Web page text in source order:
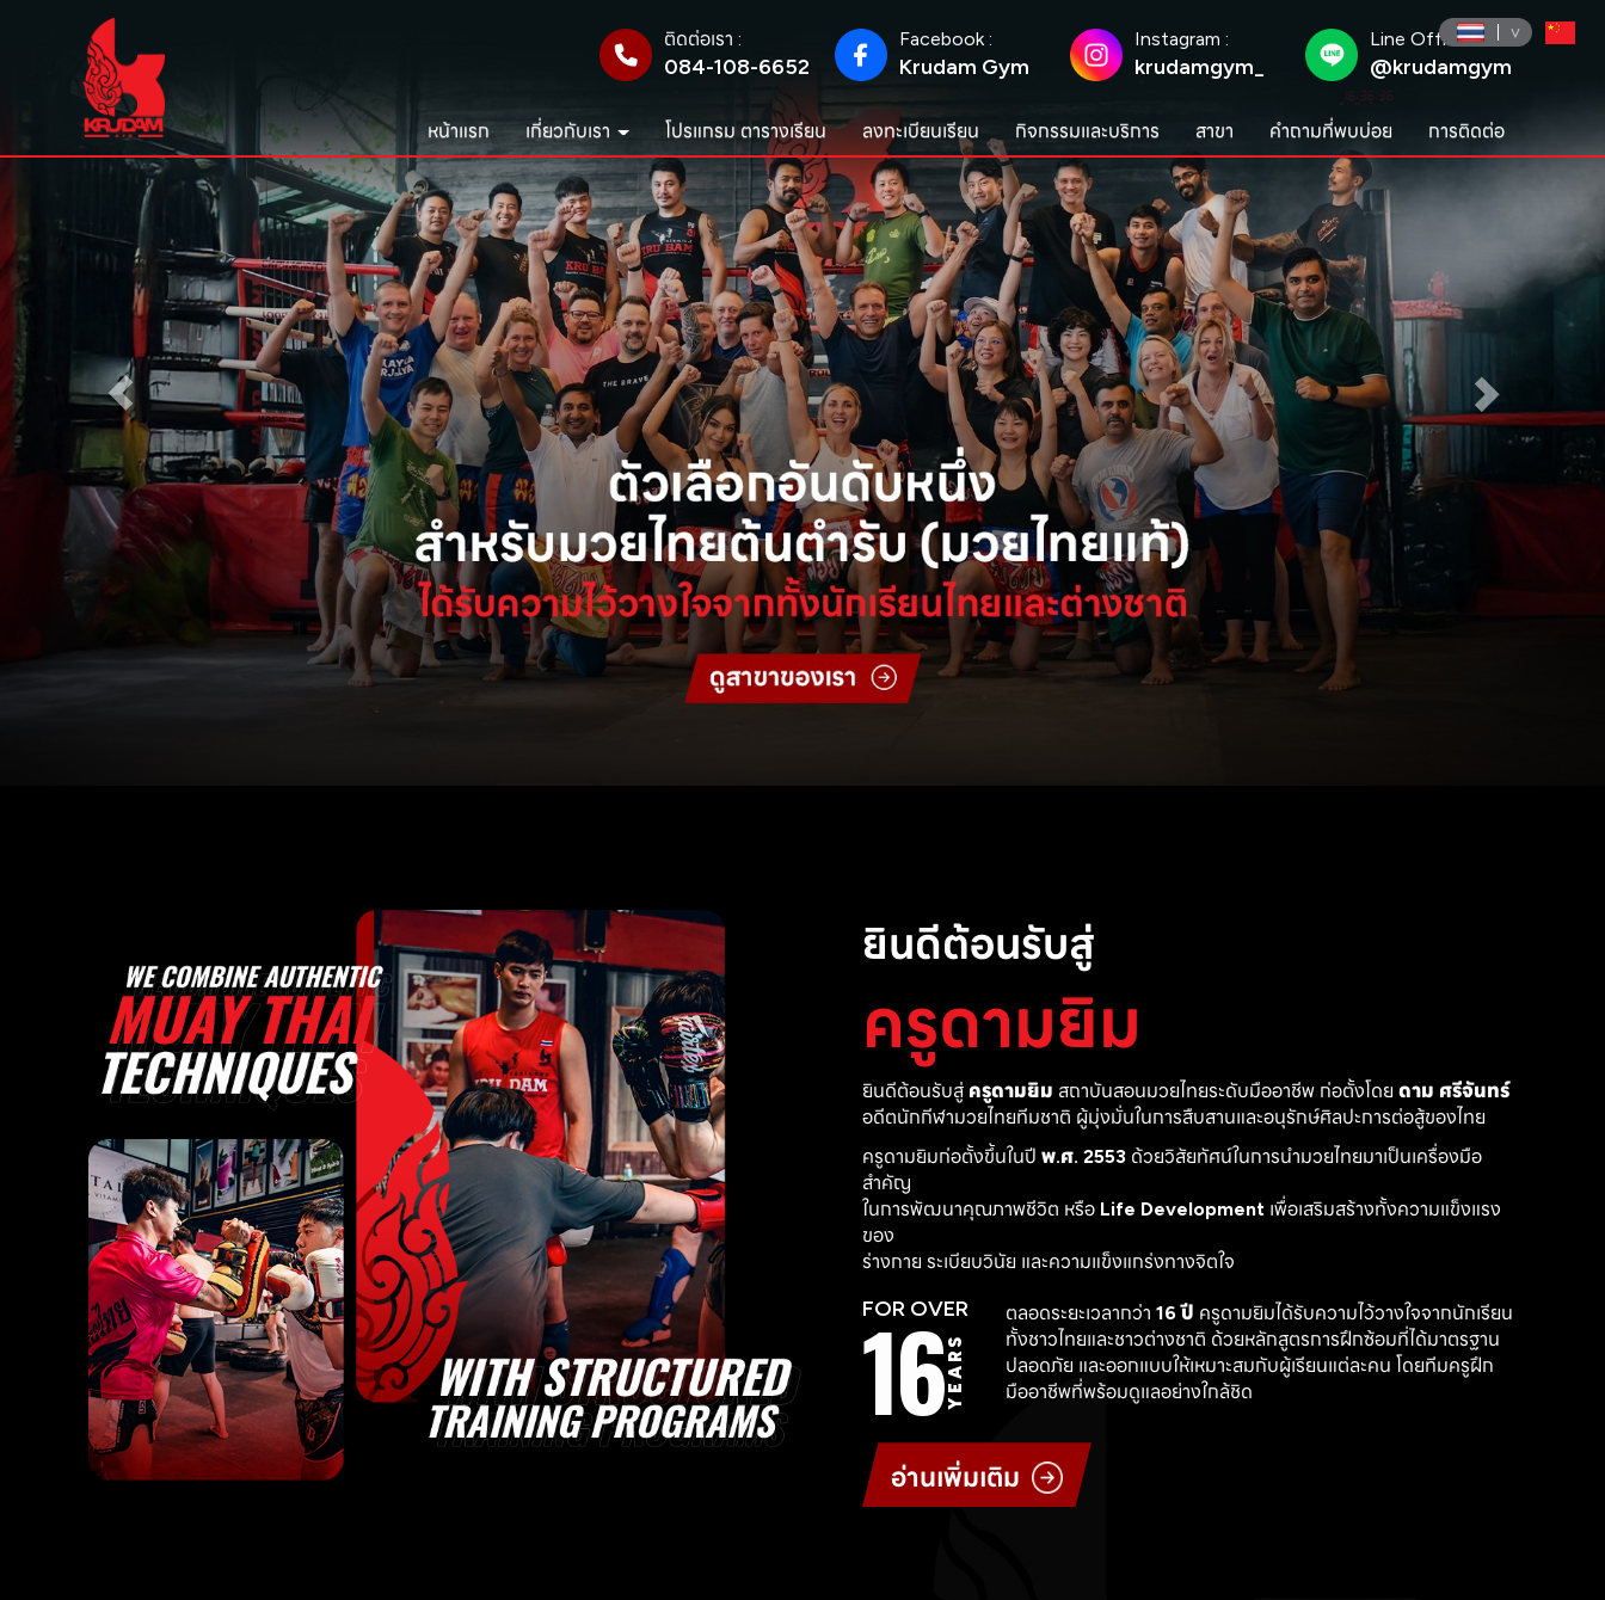
ติดต่อเรา :
084-108-6652
Facebook :
Krudam Gym
Instagram :
krudamgym_
Line Official :
@krudamgym
หน้าแรก เกี่ยวกับเรา โปรแกรม ตารางเรียน ลงทะเบียนเรียน กิจกรรมและบริการ สาขา คำถามที่พบบ่อย การติดต่อ
ยินดีต้อนรับสู่
ครูดามยิม
ยินดีต้อนรับสู่ ครูดามยิม สถาบันสอนมวยไทยระดับมืออาชีพ ก่อตั้งโดย ดาม ศรีจันทร์
อดีตนักกีฬามวยไทยทีมชาติ ผู้มุ่งมั่นในการสืบสานและอนุรักษ์ศิลปะการต่อสู้ของไทย
ครูดามยิมก่อตั้งขึ้นในปี พ.ศ. 2553 ด้วยวิสัยทัศน์ในการนำมวยไทยมาเป็นเครื่องมือ
สำคัญ
ในการพัฒนาคุณภาพชีวิต หรือ Life Development เพื่อเสริมสร้างทั้งความแข็งแรง
ของ
ร่างกาย ระเบียบวินัย และความแข็งแกร่งทางจิตใจ
FOR OVER
16YEARS
ตลอดระยะเวลากว่า 16 ปี ครูดามยิมได้รับความไว้วางใจจากนักเรียน
ทั้งชาวไทยและชาวต่างชาติ ด้วยหลักสูตรการฝึกซ้อมที่ได้มาตรฐาน
ปลอดภัย และออกแบบให้เหมาะสมกับผู้เรียนแต่ละคน โดยทีมครูฝึก
มืออาชีพที่พร้อมดูแลอย่างใกล้ชิด
อ่านเพิ่มเติม